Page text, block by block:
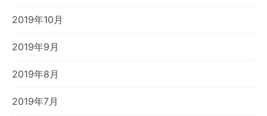
2019年10月
2019年9月
2019年8月
2019年7月